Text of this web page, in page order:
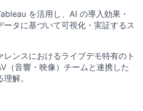
を活用し、AI の導入効果・
ータに基づいて可視化・実証するス
レンスにおけるライブデモ特有のト
（音響・映像）チームと連携した
解。